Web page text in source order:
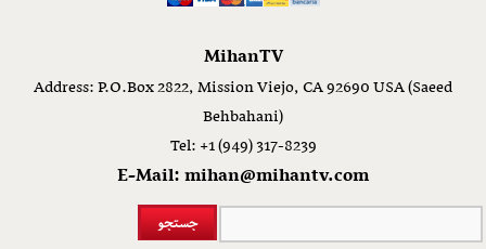
MihanTV
Address: P.O.Box 2822, Mission Viejo, CA 92690 USA (Saeed
Behbahani)
Tel: +1 (949) 317-8239
E-Mail: mihan@mihantv.com